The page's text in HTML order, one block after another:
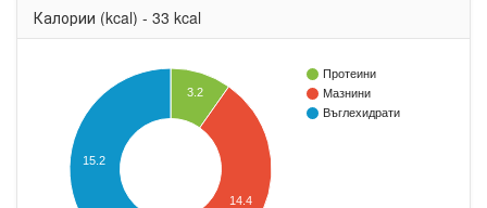
Калории (kcal) - 33 kcal
Протеини
Мазнини
Въглехидрати
3.2
15.2
14.4